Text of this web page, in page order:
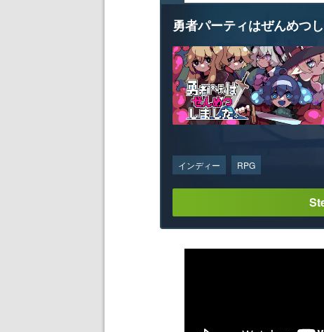
勇者パーティはぜんめつし
インディー RPG